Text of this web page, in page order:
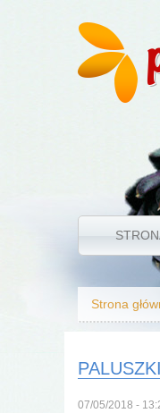
Jesteś tutaj
Strona
07/05/2018 -